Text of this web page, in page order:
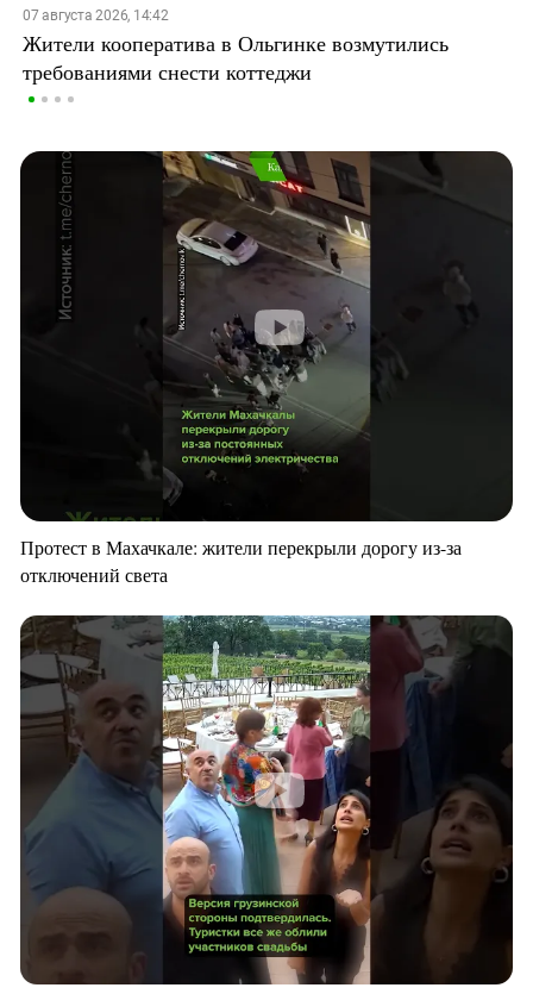
07 августа 2026, 14:42
Жители кооператива в Ольгинке возмутились
требованиями снести коттеджи
Протест в Махачкале: жители перекрыли дорогу из-за
отключений света